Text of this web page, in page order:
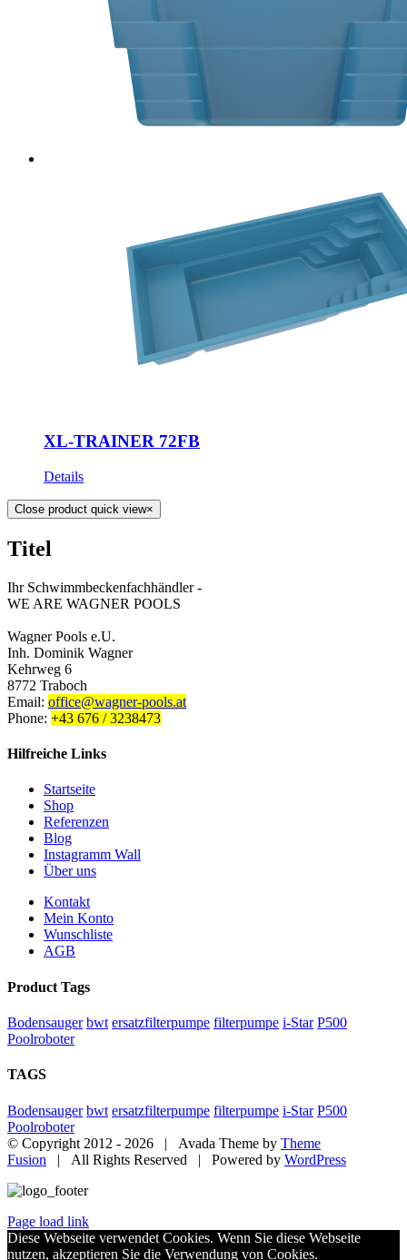
XL-TRAINER 72FB
Details
Close product quick view×
Titel
Ihr Schwimmbeckenfachhändler -
WE ARE WAGNER POOLS
Wagner Pools e.U.
Inh. Dominik Wagner
Kehrweg 6
8772 Traboch
Email: office@wagner-pools.at
Phone: +43 676 / 3238473
Hilfreiche Links
Startseite
Shop
Referenzen
Blog
Instagramm Wall
Über uns
Kontakt
Mein Konto
Wunschliste
AGB
Product Tags
Bodensauger bwt ersatzfilterpumpe filterpumpe i-Star P500
Poolroboter
TAGS
Bodensauger bwt ersatzfilterpumpe filterpumpe i-Star P500
Poolroboter
© Copyright 2012 - 2026 | Avada Theme by Theme
Fusion | All Rights Reserved | Powered by WordPress
Page load link
Diese Webseite verwendet Cookies. Wenn Sie diese Webseite
nutzen, akzeptieren Sie die Verwendung von Cookies.